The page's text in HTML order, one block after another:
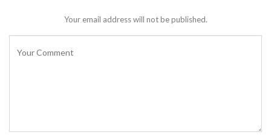
Your email address will not be published.